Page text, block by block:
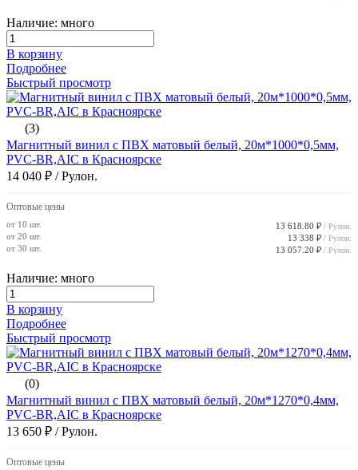
Наличие: много
В корзину
Подробнее
Быстрый просмотр
(3)
Магнитный винил с ПВХ матовый белый, 20м*1000*0,5мм,
PVC-BR,AIC в Красноярске
14 040 ₽ / Рулон.
Оптовые цены
от 10 шт. 13 618.80 ₽ / Рулон.
от 20 шт. 13 338 ₽ / Рулон.
от 30 шт. 13 057.20 ₽ / Рулон.
Наличие: много
В корзину
Подробнее
Быстрый просмотр
(0)
Магнитный винил с ПВХ матовый белый, 20м*1270*0,4мм,
PVC-BR,AIC в Красноярске
13 650 ₽ / Рулон.
Оптовые цены